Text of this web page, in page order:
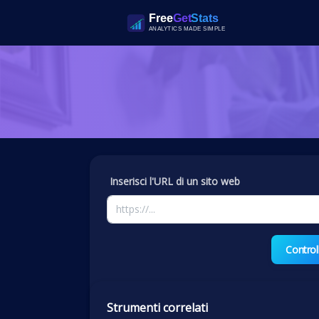
Inserisci l'URL di un sito web
Strumenti correlati